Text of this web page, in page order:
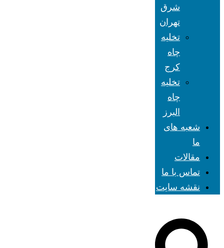
شرق
تهران
تخلیه
چاه
کرج
تخلیه
چاه
البرز
شعبه های
ما
مقالات
تماس با ما
نقشه سایت